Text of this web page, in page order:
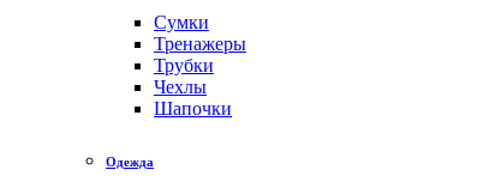
Сумки
Тренажеры
Трубки
Чехлы
Шапочки
Одежда